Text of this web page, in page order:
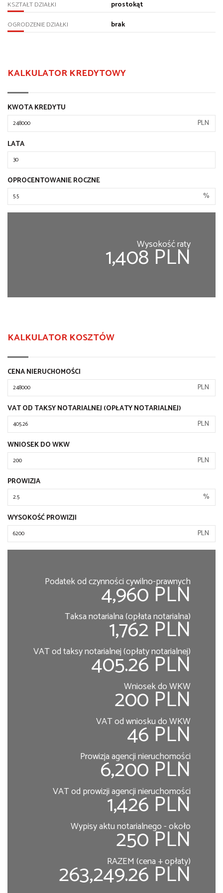
KSZTAŁT DZIAŁKI prostokąt
OGRODZENIE DZIAŁKI brak
KALKULATOR KREDYTOWY
KWOTA KREDYTU
PLN
LATA
OPROCENTOWANIE ROCZNE
%
Wysokość raty
1,408 PLN
KALKULATOR KOSZTÓW
CENA NIERUCHOMOŚCI
PLN
VAT OD TAKSY NOTARIALNEJ (OPŁATY NOTARIALNEJ)
PLN
WNIOSEK DO WKW
PLN
PROWIZJA
%
WYSOKOŚĆ PROWIZJI
PLN
Podatek od czynności cywilno-prawnych
4,960 PLN
Taksa notarialna (opłata notarialna)
1,762 PLN
VAT od taksy notarialnej (opłaty notarialnej)
405.26 PLN
Wniosek do WKW
200 PLN
VAT od wniosku do WKW
46 PLN
Prowizja agencji nieruchomości
6,200 PLN
VAT od prowizji agencji nieruchomości
1,426 PLN
Wypisy aktu notarialnego - około
250 PLN
RAZEM (cena + opłaty)
263,249.26 PLN